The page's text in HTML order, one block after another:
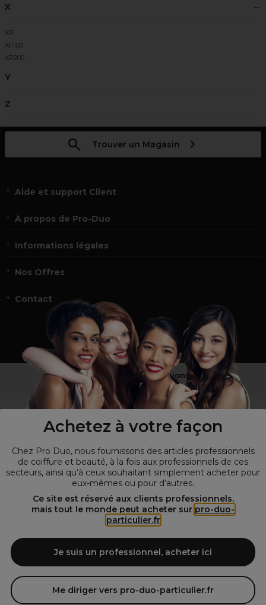
Achetez à votre façon
Chez Pro Duo, nous fournissons des articles professionnels
de coiffure et beauté, à la fois aux professionnels de ces
secteurs, ainsi qu’à ceux souhaitant simplement acheter pour
eux-mêmes ou pour d’autres.
Ce site est réservé aux clients professionnels,
mais tout le monde peut acheter sur pro-duo-
particulier.fr
Je suis un professionnel, acheter ici
Me diriger vers pro-duo-particulier.fr
X
XP
XP100
XP200
Y
Z
Trouver un Magasin
Aide et support Client
À propos de Pro-Duo
Informations légales
Nos Offres
Contact
Vous n’êtes pas un professionnel ?
Visitez notre site pourles particuliers !
© Tous droits réservés © Pro-Duo
Spécialiste de la coiffure et de la beauté, nous vous proposons une
large sélection de produits professionnels pour la coiffure et
l'esthétique autour d'un choix de grandes marques qui font de Pro-
de beauté! Notre gamme de produits s’adresse également à tous ceux
qui sont à la recherche de produits et d'accessoires de coiffure et de